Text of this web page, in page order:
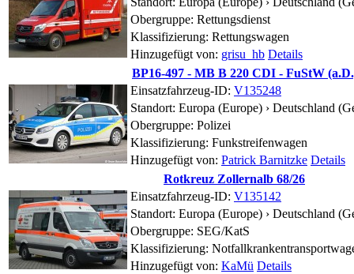
Obergruppe: Rettungsdienst
Klassifizierung: Rettungswagen
Hinzugefügt von: grisu_hb Details
BP16-497 - MB B 220 CDI - FuStW
Einsatzfahrzeug-ID: V135248
Standort: Europa (Europe) › Deutschland
Obergruppe: Polizei
Klassifizierung: Funkstreifenwagen
Hinzugefügt von: Patrick Barnitzke Details
Rotkreuz Zollernalb 68/26
Einsatzfahrzeug-ID: V135142
Standort: Europa (Europe) › Deutschland
Obergruppe: SEG/KatS
Klassifizierung:
Hinzugefügt von: KaMü Details